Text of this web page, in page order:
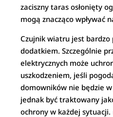
zaciszny taras osłonięty
mogą znacząco wpływać
Czujnik wiatru jest bardzo
dodatkiem. Szczególnie
elektrycznych może
uszkodzeniem, jeśli
domowników nie będzie
jednak być traktowany
ochrony w każdej